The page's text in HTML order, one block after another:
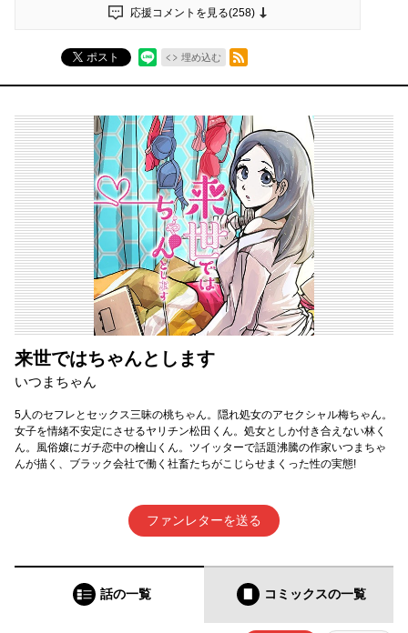
応援コメントを見る(258)
ポスト 埋め込む
RSSフィード
来世ではちゃんとします
いつまちゃん
5人のセフレとセックス三昧の桃ちゃん。隠れ処女のアセクシャル梅ちゃん。
女子を情緒不安定にさせるヤリチン松田くん。処女としか付き合えない林く
ん。風俗嬢にガチ恋中の檜山くん。ツイッターで話題沸騰の作家いつまちゃ
んが描く、ブラック会社で働く社畜たちがこじらせまくった性の実態!
ファンレターを送る
話の一覧 コミックスの一覧